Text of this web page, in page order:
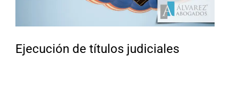
Ejecución de títulos judiciales